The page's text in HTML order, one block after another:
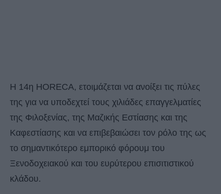
Η 14η HORECA, ετοιμάζεται να ανοίξει τις πύλες
της για να υποδεχτεί τους χιλιάδες επαγγελματίες
της Φιλοξενίας, της Μαζικής Εστίασης και της
Καφεστίασης και να επιβεβαιώσει τον ρόλο της ως
το σημαντικότερο εμπορικό φόρουμ του
Ξενοδοχειακού και του ευρύτερου επισιτιστικού
κλάδου.